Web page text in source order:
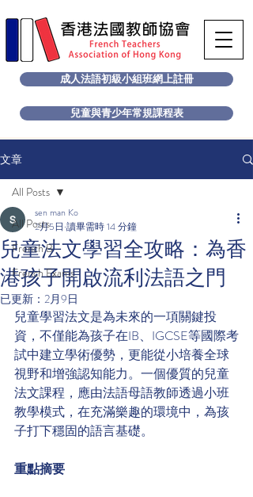
成人法語初級小組班網上註冊
兒童與青少年常規課程表
文章
All Posts
French B
French Exams
All Posts
兒童法文學習全攻略：為香
港孩子開啟流利法語之門
sen man Ko
2月5日 讀畢需時 14 分鐘
已更新： 2月9日
兒童學習法文是為未來的一項關鍵投
資，不僅能為孩子在IB、IGCSE等國際考
試中建立學術優勢，更能從小培養全球
視野和增強認知能力。一個優質的兒童
法文課程，應由法語母語教師透過小班
教學模式，在充滿樂趣的環境中，為孩
子打下穩固的語言基礎。
重點摘要